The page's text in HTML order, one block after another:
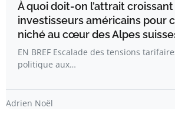
À quoi doit-on l’attrait
investisseurs américains pour
niché au cœur des Alpes
EN BREF Escalade des tensions
politique aux…
Adrien Noël